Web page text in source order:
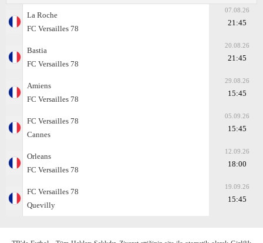
La Roche
FC Versailles 78
07.08.26
21:45
Bastia
FC Versailles 78
20.08.26
21:45
Amiens
FC Versailles 78
29.08.26
15:45
FC Versailles 78
Cannes
05.09.26
15:45
Orleans
FC Versailles 78
12.09.26
18:00
FC Versailles 78
Quevilly
19.09.26
15:45